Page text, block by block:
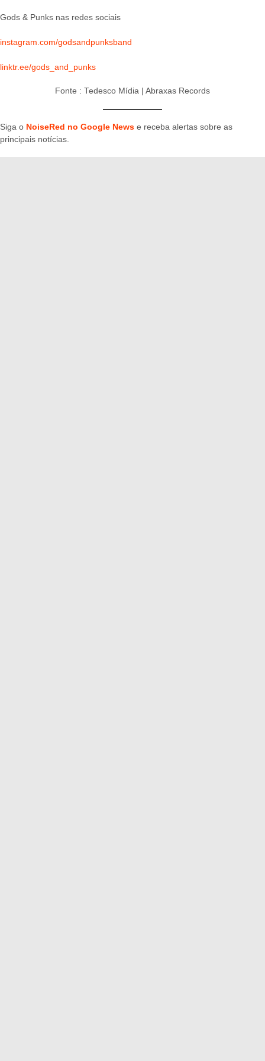
Gods & Punks nas redes sociais
instagram.com/godsandpunksband
linktr.ee/gods_and_punks
Fonte : Tedesco Mídia | Abraxas Records
Siga o NoiseRed no Google News e receba alertas sobre as
principais notícias.